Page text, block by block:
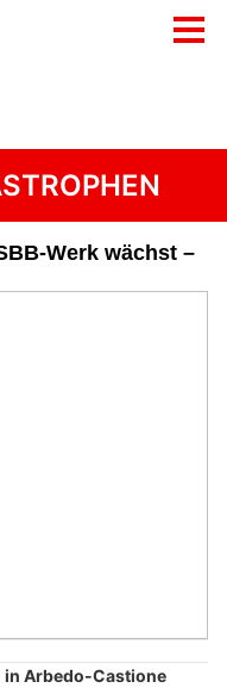
Werk wächst –
in Arbedo-Castione